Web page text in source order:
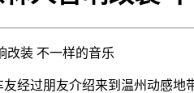
改装 不一样的音乐
经过朋友介绍来到温州动感地